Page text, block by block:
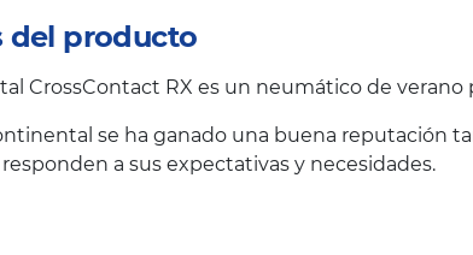
del producto
CrossContact RX es un neumático de
se ha ganado una buena reputación
a sus expectativas y necesidades.